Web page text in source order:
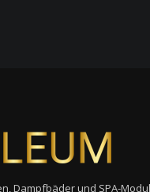
Dampfbäder und SPA-